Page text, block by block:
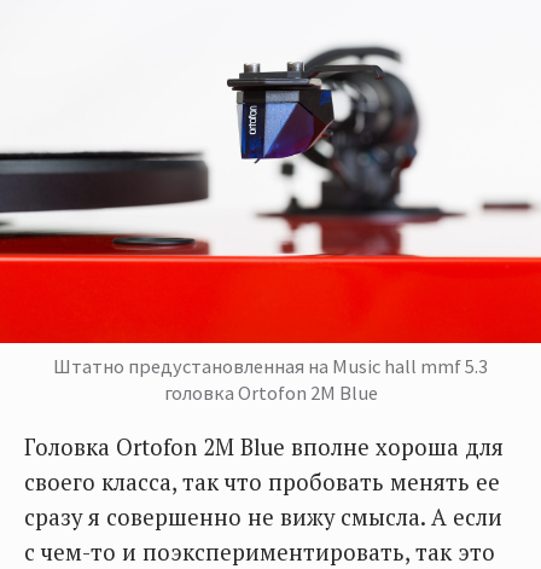
Штатно предустановленная на Music hall mmf 5.3
головка Ortofon 2M Blue
Головка Ortofon 2M Blue вполне хороша для
своего класса, так что пробовать менять ее
сразу я совершенно не вижу смысла. А если
с чем-то и поэкспериментировать, так это